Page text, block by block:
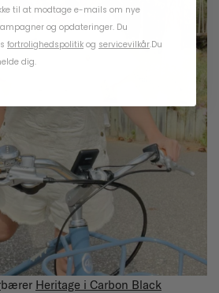
bærer Heritage i Carbon Black
til at modtage e-mails om nye
og opdateringer. Du
fortrolighedspolitik og servicevilkår.Du
dig.